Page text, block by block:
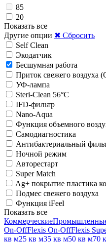
85
20
Показать все
Другие опции ✖ Сбросить
Self Clean
Экодатчик
Беcшумная работа
Приток свежего воздуха
УФ-лампа
Steri-Clean 56°C
IFD-фильтр
Nano-Aqua
Функция объемного
Самодиагностика
Антибактериальный
Ночной режим
Авторестарт
Super Match
Ag+ покрытие пластика
Подмес свежего воздуха
Функция iFeel
Показать все
Коммерческие
On-OffFlexis On-OffFlexis
кв м25 кв м35 кв м50 кв м70